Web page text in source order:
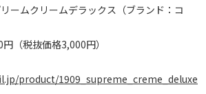
ームクリームデラックス（ブランド：コ
（税抜価格3,000円）
product/1909_supreme_creme_deluxe